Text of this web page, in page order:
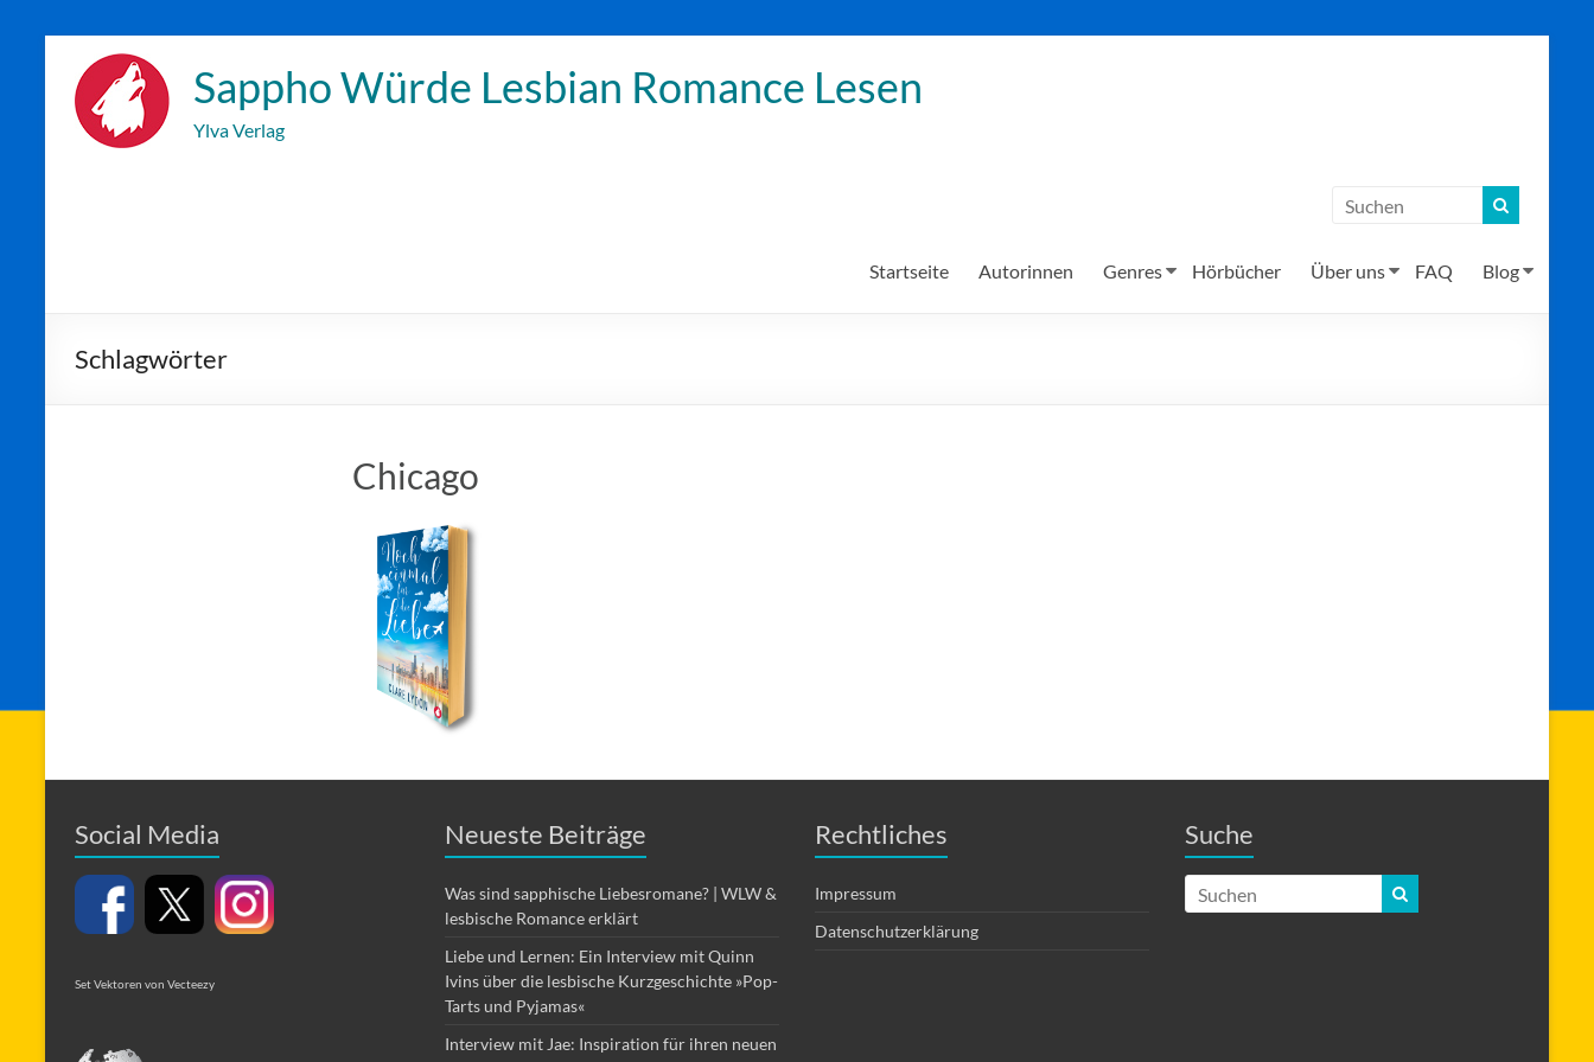
Inhalt
wechseln
Sappho Würde Lesbian Romance Lesen
Ylva Verlag
Startseite Autorinnen Genres Hörbücher Über uns FAQ Blog
Schlagwörter
Chicago
Social Media
Set Vektoren von Vecteezy
Neueste Beiträge
Was sind sapphische Liebesromane? | WLW &
lesbische Romance erklärt
Liebe und Lernen: Ein Interview mit Quinn
Ivins über die lesbische Kurzgeschichte »Pop-
Tarts und Pyjamas«
Interview mit Jae: Inspiration für ihren neuen
Rechtliches
Impressum
Datenschutzerklärung
Suche